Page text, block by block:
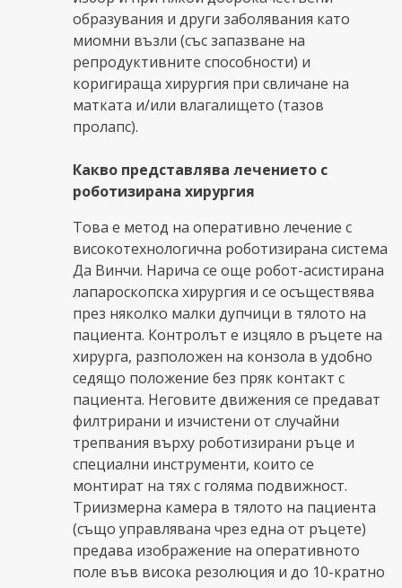
образувания и други заболявания като
миомни възли (със запазване на
репродуктивните способности) и
коригираща хирургия при свличане на
матката и/или влагалището (тазов
пролапс).
Какво представлява лечението с
роботизирана хирургия
Това е метод на оперативно лечение с
високотехнологична роботизирана система
Да Винчи. Нарича се още робот-асистирана
лапароскопска хирургия и се осъществява
през няколко малки дупчици в тялото на
пациента. Контролът е изцяло в ръцете на
хирурга, разположен на конзола в удобно
седящо положение без пряк контакт с
пациента. Неговите движения се предават
филтрирани и изчистени от случайни
трепвания върху роботизирани ръце и
специални инструменти, които се
монтират на тях с голяма подвижност.
Триизмерна камера в тялото на пациента
(също управлявана чрез една от ръцете)
предава изображение на оперативното
поле във висока резолюция и до 10-кратно